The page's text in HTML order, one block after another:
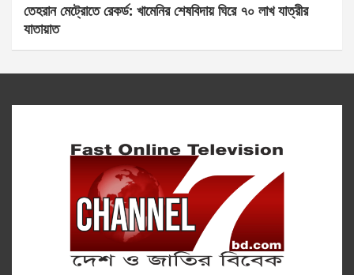
তেহরান মেট্রোতে রেকর্ড: খামেনির শেষবিদায় ঘিরে ৭০ লাখ যাত্রীর
যাতায়াত